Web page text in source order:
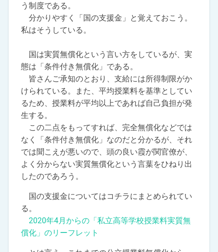
う制度である。
分かりやすく「国の支援金」と覚えておこう。
私はそうしている。
国は実質無償化という言い方をしているが、実
態は「条件付き無償化」である。
皆さんご承知のとおり、支給には所得制限がか
けられている。また、平均授業料を基準としてい
るため、授業料が平均以上であれば自己負担が発
生する。
この二点をもってすれば、完全無償化などでは
なく「条件付き無償化」なのだと分かるが、それ
では聞こえが悪いので、頭の良い霞が関官僚が、
よく分からない実質無償化という言葉をひねり出
したのであろう。
国の支援金についてはコチラにまとめられてい
る。
2020年4月からの「私立高等学校授業料実質無
償化」のリーフレット